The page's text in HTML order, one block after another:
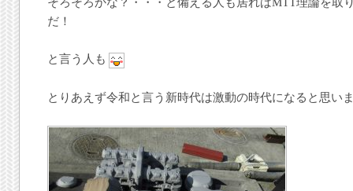
だ！
と言う人も
とりあえず令和と言う新時代は激動の時代になると思い